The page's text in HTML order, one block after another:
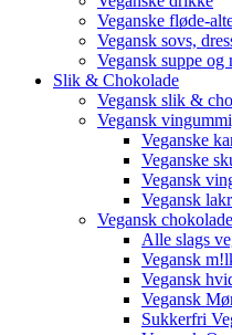
Veganske fløde-
Vegansk sovs,
Vegansk suppe og
Slik & Chokolade
Vegansk slik &
Vegansk
Veganske
Veganske
Vegansk
Vegansk
Vegansk chokolade
Alle slags
Vegansk
Vegansk
Vegansk
Sukkerfri